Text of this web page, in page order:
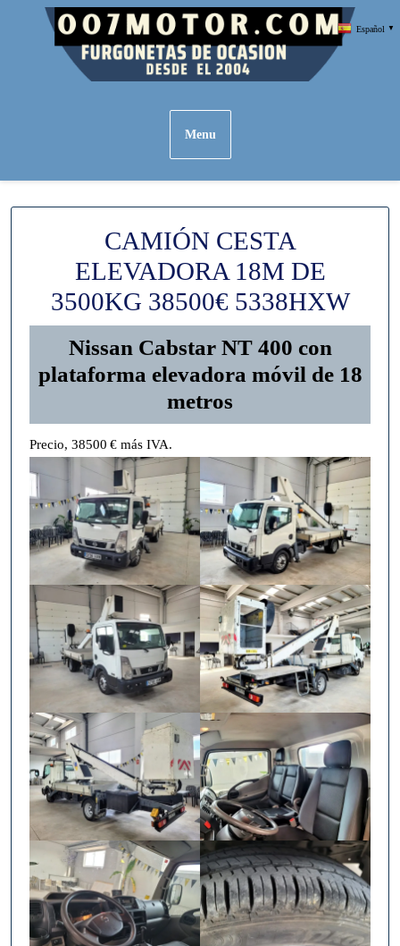
Menu
CAMIÓN CESTA
ELEVADORA 18M DE
3500KG 38500€ 5338HXW
Nissan Cabstar NT 400 con
plataforma elevadora móvil de 18
metros
Precio, 38500 € más IVA.
Español ▼